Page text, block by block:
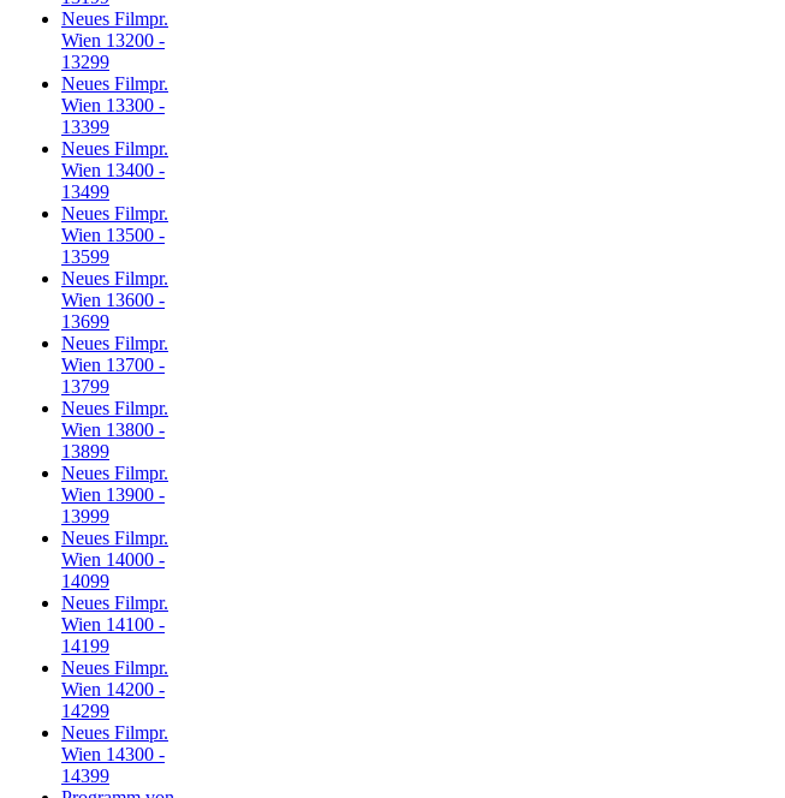
Neues Filmpr.
Wien 13200 -
13299
Neues Filmpr.
Wien 13300 -
13399
Neues Filmpr.
Wien 13400 -
13499
Neues Filmpr.
Wien 13500 -
13599
Neues Filmpr.
Wien 13600 -
13699
Neues Filmpr.
Wien 13700 -
13799
Neues Filmpr.
Wien 13800 -
13899
Neues Filmpr.
Wien 13900 -
13999
Neues Filmpr.
Wien 14000 -
14099
Neues Filmpr.
Wien 14100 -
14199
Neues Filmpr.
Wien 14200 -
14299
Neues Filmpr.
Wien 14300 -
14399